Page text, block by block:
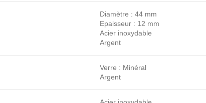
Diamètre : 44 mm
Epaisseur : 12 mm
Acier inoxydable
Argent
Verre : Minéral
Argent